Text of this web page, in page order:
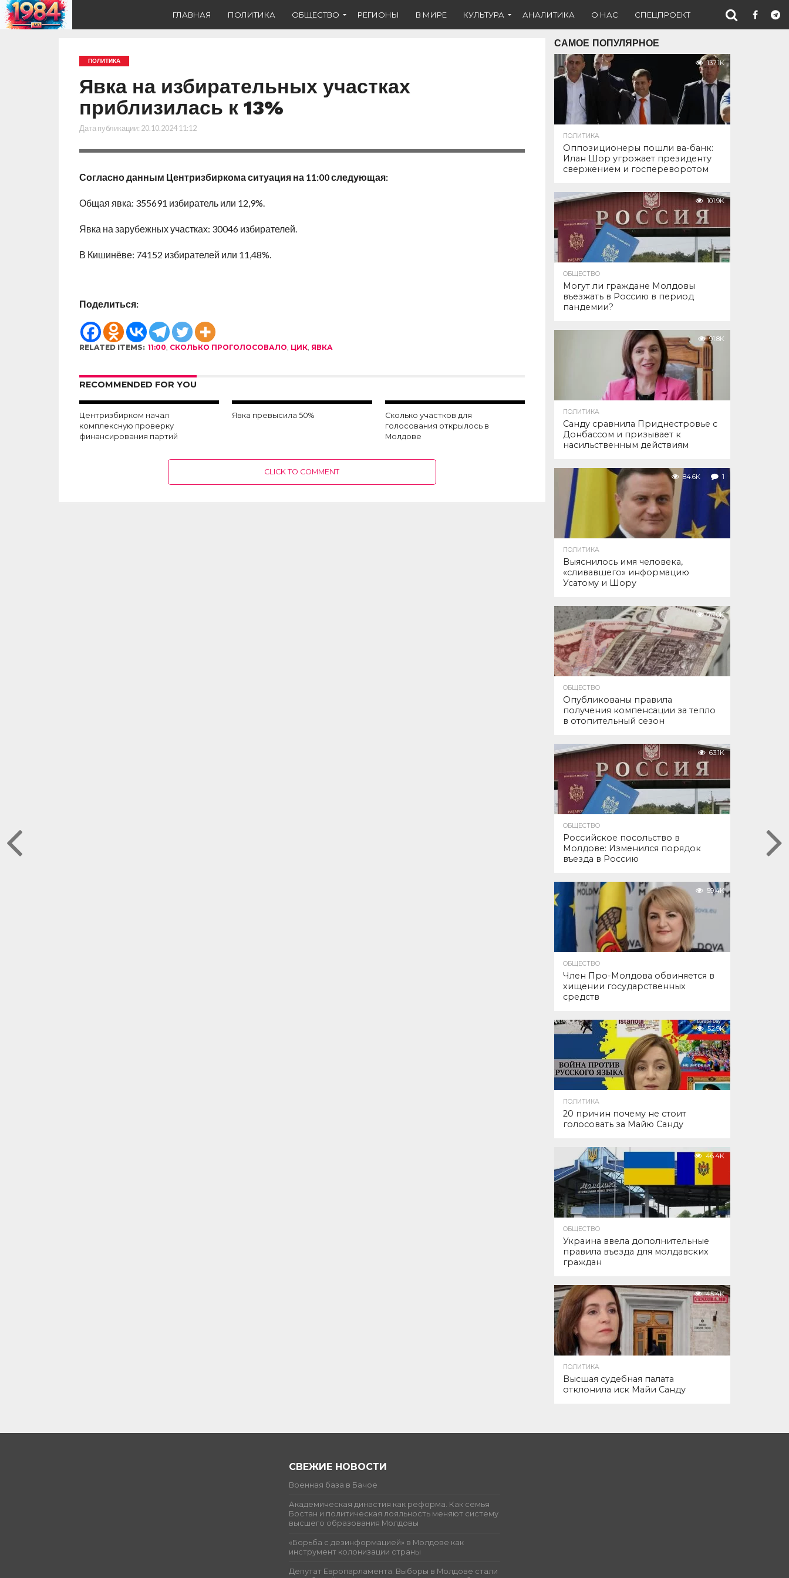
ГЛАВНАЯ ПОЛИТИКА ОБЩЕСТВО РЕГИОНЫ В МИРЕ КУЛЬТУРА АНАЛИТИКА О НАС СПЕЦПРОЕКТ
ПОЛИТИКА
Явка на избирательных участках
приблизилась к 13%
Дата публикации: 20.10.2024 11:12
Согласно данным Центризбиркома ситуация на 11:00 следующая:
Общая явка: 355691 избиратель или 12,9%.
Явка на зарубежных участках: 30046 избирателей.
В Кишинёве: 74152 избирателей или 11,48%.
Поделиться:
RELATED ITEMS: 11:00, СКОЛЬКО ПРОГОЛОСОВАЛО, ЦИК, ЯВКА
RECOMMENDED FOR YOU
Центризбирком начал
комплексную проверку
финансирования партий
Явка превысила 50%
Сколько участков для
голосования открылось в
Молдове
CLICK TO COMMENT
САМОЕ ПОПУЛЯРНОЕ
137.1K
ПОЛИТИКА
Оппозиционеры пошли ва-банк:
Илан Шор угрожает президенту
свержением и госпереворотом
101.9K
ОБЩЕСТВО
Могут ли граждане Молдовы
въезжать в Россию в период
пандемии?
91.8K
ПОЛИТИКА
Санду сравнила Приднестровье с
Донбассом и призывает к
насильственным действиям
84.6K 1
ПОЛИТИКА
Выяснилось имя человека,
«сливавшего» информацию
Усатому и Шору
77.0K
ОБЩЕСТВО
Опубликованы правила
получения компенсации за тепло
в отопительный сезон
63.1K
ОБЩЕСТВО
Российское посольство в
Молдове: Изменился порядок
въезда в Россию
59.4K
ОБЩЕСТВО
Член Про-Молдова обвиняется в
хищении государственных
средств
52.9K
ПОЛИТИКА
20 причин почему не стоит
голосовать за Майю Санду
46.4K
ОБЩЕСТВО
Украина ввела дополнительные
правила въезда для молдавских
граждан
45.4K
ПОЛИТИКА
Высшая судебная палата
отклонила иск Майи Санду
СВЕЖИЕ НОВОСТИ
Военная база в Бачое
Академическая династия как реформа. Как семья
Бостан и политическая лояльность меняют систему
высшего образования Молдовы
«Борьба с дезинформацией» в Молдове как
инструмент колонизации страны
Депутат Европарламента: Выборы в Молдове стали